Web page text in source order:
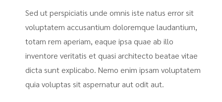
Sed ut perspiciatis unde omnis iste natus error sit
voluptatem accusantium doloremque laudantium,
totam rem aperiam, eaque ipsa quae ab illo
inventore veritatis et quasi architecto beatae vitae
dicta sunt explicabo. Nemo enim ipsam voluptatem
quia voluptas sit aspernatur aut odit aut.